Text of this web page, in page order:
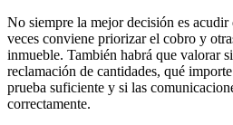
No siempre la mejor decisión es
veces conviene priorizar el cobro y
inmueble. También habrá que valorar
reclamación de cantidades, qué
prueba suficiente y si las
correctamente.